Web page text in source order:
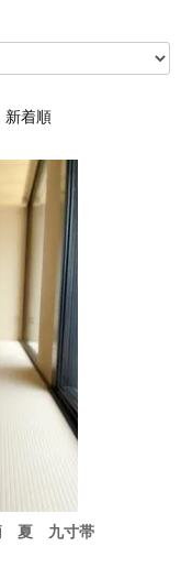
着順
夏 九寸帯